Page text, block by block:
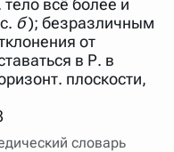
далее
поэт" (без
статью
перетаскивая
слева от
выключать ненужные
всё более и
б); безразличным
от
в Р. в
плоскости,
словарь